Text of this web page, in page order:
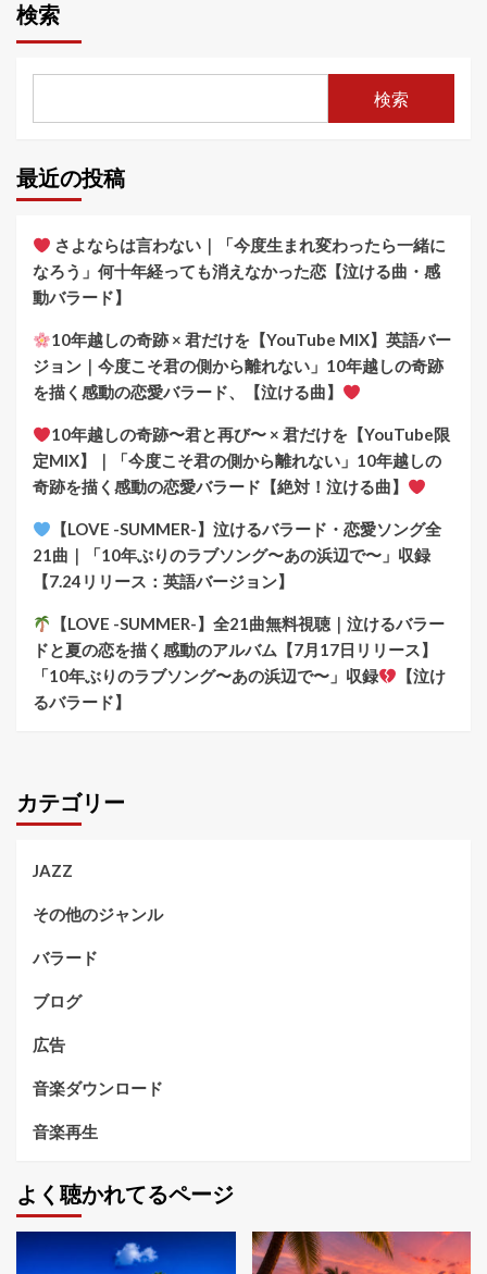
検索
検索
最近の投稿
さよならは言わない｜「今度生まれ変わったら一緒に
なろう」何十年経っても消えなかった恋【泣ける曲・感
動バラード】
10年越しの奇跡 × 君だけを【YouTube MIX】英語バー
ジョン｜今度こそ君の側から離れない」10年越しの奇跡
を描く感動の恋愛バラード、【泣ける曲】
10年越しの奇跡〜君と再び〜 × 君だけを【YouTube限
定MIX】｜「今度こそ君の側から離れない」10年越しの
奇跡を描く感動の恋愛バラード【絶対！泣ける曲】
【LOVE -SUMMER-】泣けるバラード・恋愛ソング全
21曲｜「10年ぶりのラブソング〜あの浜辺で〜」収録
【7.24リリース：英語バージョン】
【LOVE -SUMMER-】全21曲無料視聴｜泣けるバラー
ドと夏の恋を描く感動のアルバム【7月17日リリース】
「10年ぶりのラブソング〜あの浜辺で〜」収録
【泣け
るバラード】
カテゴリー
JAZZ
その他のジャンル
バラード
ブログ
広告
音楽ダウンロード
音楽再生
よく聴かれてるページ